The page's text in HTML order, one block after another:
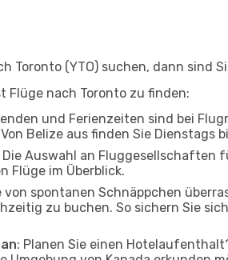
Toronto (YTO) suchen, dann sind
Flüge nach Toronto zu finden:
und Ferienzeiten sind bei
Belize aus finden Sie Dienstags
Die Auswahl an Fluggesellschaften
Flüge im Überblick.
von spontanen Schnäppchen
zu buchen. So sichern Sie
: Planen Sie einen